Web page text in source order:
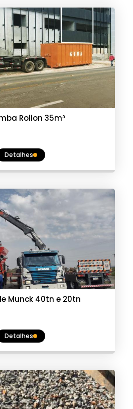
Rollon 35m³
Detalhes
Munck 40tn e 20tn
Detalhes